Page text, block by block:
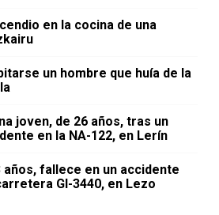
en la cocina de una
un hombre que huía de la
joven, de 26 años, tras un
en la NA-122, en Lerín
años, fallece en un accidente
GI-3440, en Lezo